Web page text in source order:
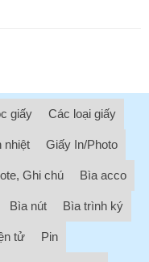
giấy Các loại giấy
nhiệt Giấy In/Photo
Ghi chú Bìa acco
Bìa nút Bìa trình ký
tử Pin